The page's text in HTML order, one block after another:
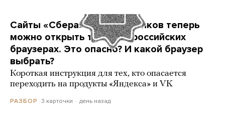
Сайты «Сбера» и других банков теперь
можно открыть только в российских
браузерах. Это опасно? И какой браузер
выбрать?
Короткая инструкция для тех, кто опасается
переходить на продукты «Яндекса» и VK
РАЗБОР 3 карточки день назад